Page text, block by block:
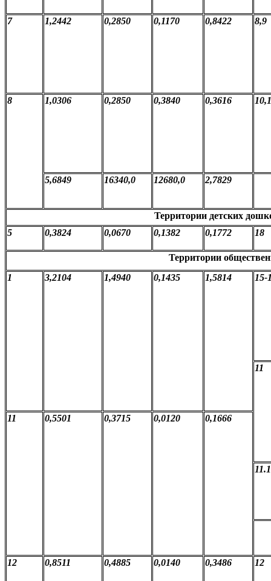
7 1,2442 0,2850 0,1170 0,8422 8,9
8 1,0306 0,2850 0,3840 0,3616
5,6849 16340,0 12680,0 2,7829
Территории детских
5
0,3824 0,0670 0,1382 0,1772 18
Территории
1
3,2104 1,4940 0,1435 1,5814 15-
11
11 0,5501 0,3715 0,0120 0,1666
11.1
12 0,8511 0,4885 0,0140 0,3486 12